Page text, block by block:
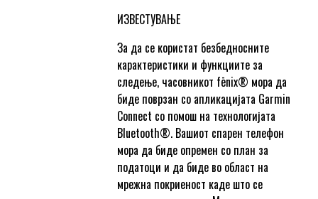
ИЗВЕСТУВАЊЕ
За да се користат безбедносните
карактеристики и функциите за
следење, часовникот fēnix® мора да
биде поврзан со апликацијата Garmin
Connect со помош на технологијата
Bluetooth®. Вашиот спарен телефон
мора да биде опремен со план за
податоци и да биде во област на
мрежна покриеност каде што се